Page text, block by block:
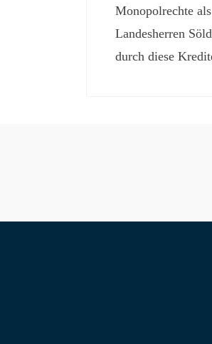
Monopolrechte
Landesherren
durch diese